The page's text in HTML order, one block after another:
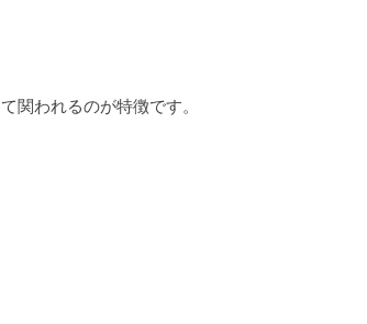
関われるのが特徴です。